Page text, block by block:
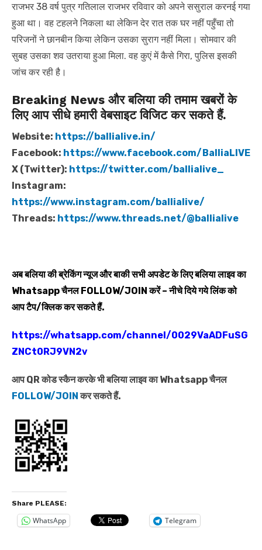
राजभर 38 वर्ष पुत्र गतिलाल राजभर रविवार को अपने ससुराल करनई गया
हुआ था। वह टहलने निकला था लेकिन देर रात तक घर नहीं पहुँचा तो
परिजनों ने छानबीन किया लेकिन उसका सुराग नहीं मिला। सोमवार की
सुबह उसका शव उतराया हुआ मिला. वह कुएं में कैसे गिरा, पुलिस इसकी
जांच कर रही है।
Breaking News और बलिया की तमाम खबरों के
लिए आप सीधे हमारी वेबसाइट विजिट कर सकते हैं.
Website: https://ballialive.in/
Facebook: https://www.facebook.com/BalliaLIVE
X (Twitter): https://twitter.com/ballialive_
Instagram:
https://www.instagram.com/ballialive/
Threads: https://www.threads.net/@ballialive
अब बलिया की ब्रेकिंग न्यूज और बाकी सभी अपडेट के लिए बलिया लाइव का
WhatsappचैनलFOLLOW/JOINकरें – नीचे दिये गये लिंक को
आप टैप/क्लिक कर सकते हैं.
https://whatsapp.com/channel/0029VaADFuSG
ZNCt0RJ9VN2v
आप QR कोड स्कैन करके भी बलिया लाइव का Whatsapp चैनल
FOLLOW/JOINकर सकते हैं.
Share PLEASE:
WhatsApp Telegram